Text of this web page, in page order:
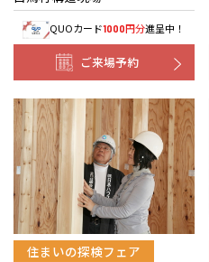
QUOカード1000円分進呈中！
ご来場予約
住まいの探検フェア